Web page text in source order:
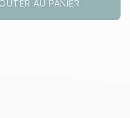
AU PANIER